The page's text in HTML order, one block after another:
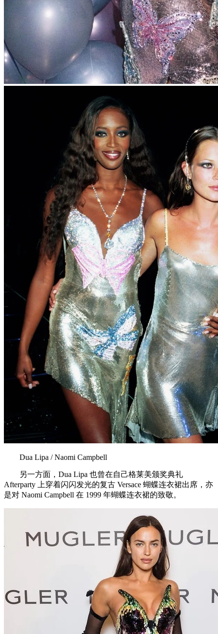
Dua Lipa / Naomi Campbell
另一方面，Dua Lipa 也曾在自己格莱美颁奖典礼
Afterparty 上穿着闪闪发光的复古 Versace 蝴蝶连衣裙出席，亦
是对 Naomi Campbell 在 1999 年蝴蝶连衣裙的致敬。